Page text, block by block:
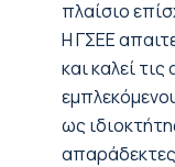
πλαίσιο
Η ΓΣΕΕ
και καλεί
ως